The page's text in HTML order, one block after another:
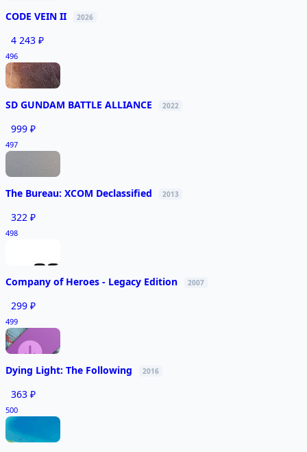
CODE VEIN II 2026
4 243 ₽
496
SD GUNDAM BATTLE ALLIANCE 2022
999 ₽
497
The Bureau: XCOM Declassified 2013
322 ₽
498
Company of Heroes - Legacy Edition 2007
299 ₽
499
Dying Light: The Following 2016
363 ₽
500